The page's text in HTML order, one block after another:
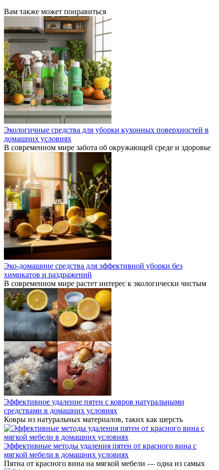
Вам также может понравиться
Экологичные средства для уборки кухонных поверхностей в
домашних условиях
В современном мире забота об окружающей среде и здоровье
Эко-домашние средства для эффективной уборки без
химикатов и раздражений
В современном мире растет интерес к экологически чистым
Эффективное удаление пятен с ковров натуральными
средствами в домашних условиях
Ковры из натуральных материалов, таких как шерсть
Эффективные методы удаления пятен от красного вина с
мягкой мебели в домашних условиях
Пятна от красного вина на мягкой мебели — одна из самых